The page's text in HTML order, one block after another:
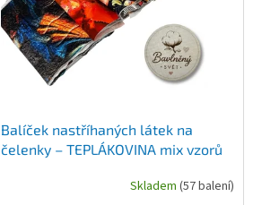
Balíček nastříhaných látek na
čelenky – TEPLÁKOVINA mix vzorů
Skladem (57 balení)